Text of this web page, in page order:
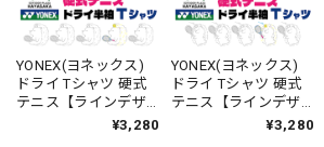
YONEX(ヨネックス)
ドライ Tシャツ 硬式
テニス【ラインデザ
イン】【ハリネズ¥3,280
YONEX(ヨネックス)
ドライ Tシャツ 硬式
テニス【ラインデザ
イン】【ハリネズ¥3,280